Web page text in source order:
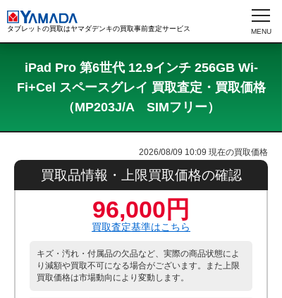
タブレットの買取はヤマダデンキの買取事前査定サービス
iPad Pro 第6世代 12.9インチ 256GB Wi-
Fi+Cel スペースグレイ 買取査定・買取価格
（MP203J/A SIMフリー）
2026/08/09 10:09 現在の買取価格
買取品情報・上限買取価格の確認
96,000円
買取査定基準はこちら
キズ・汚れ・付属品の欠品など、実際の商品状態によ
り減額や買取不可になる場合がございます。また上限
買取価格は市場動向により変動します。